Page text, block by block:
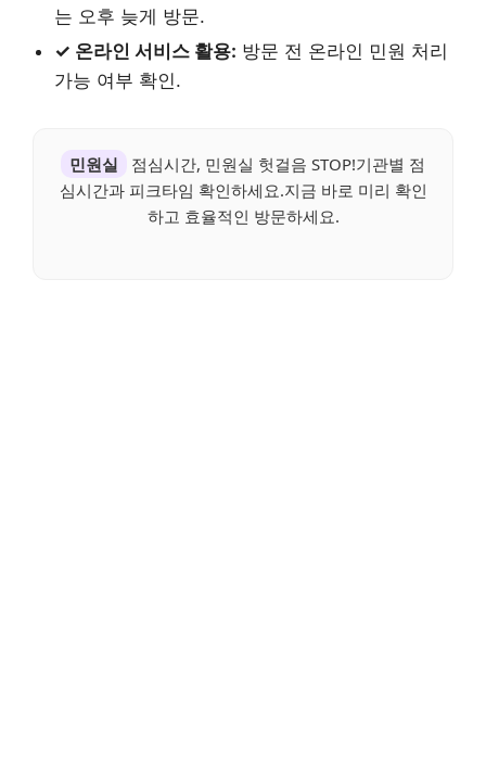
는 오후 늦게 방문.
✓ 온라인 서비스 활용: 방문 전 온라인 민원 처리
가능 여부 확인.
민원실
점심시간, 민원실 헛걸음 STOP!기관별 점
심시간과 피크타임 확인하세요.지금 바로 미리 확인
하고 효율적인 방문하세요.